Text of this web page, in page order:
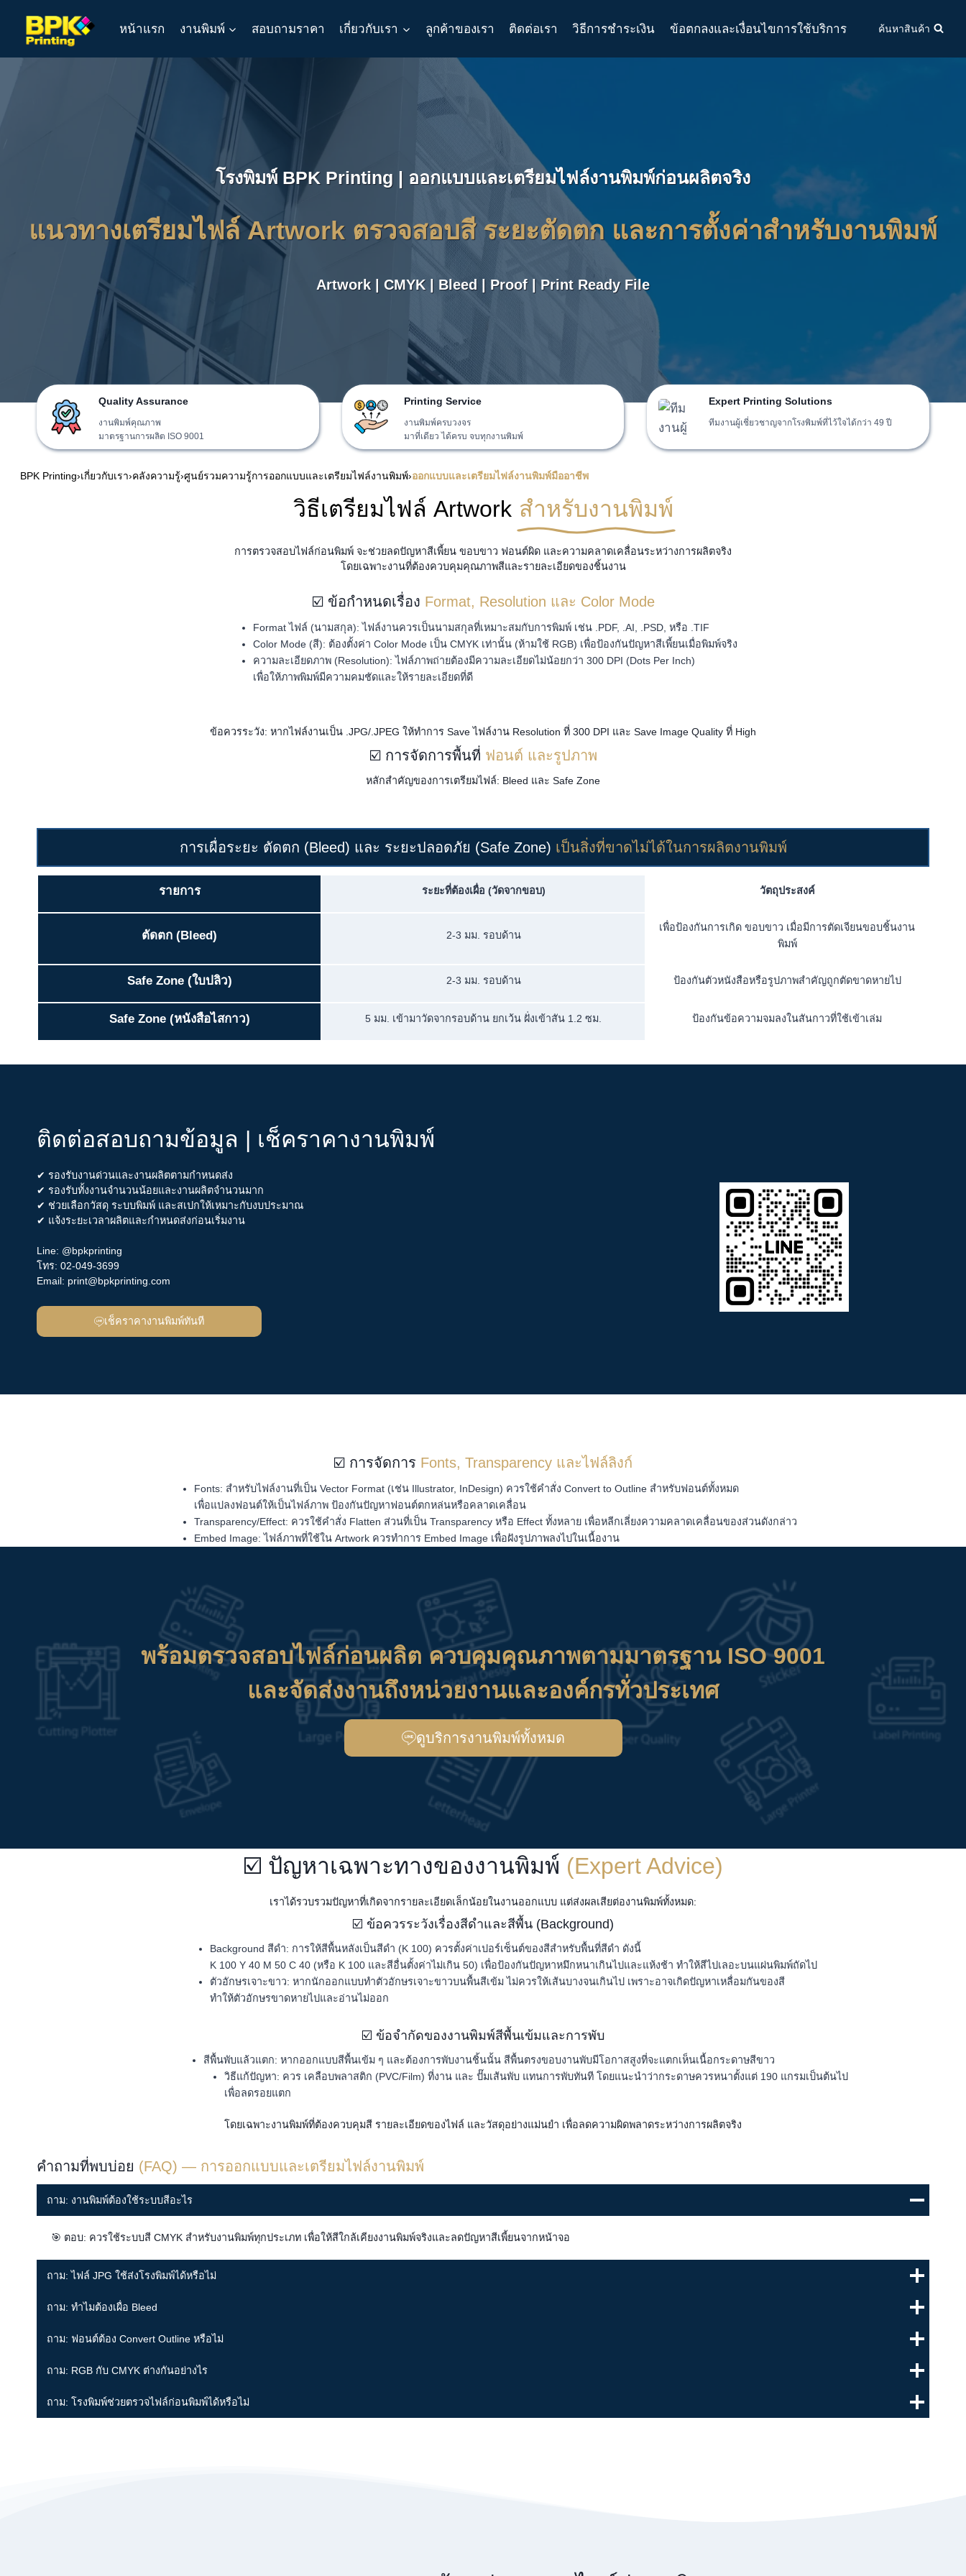
content
หน้าแรก งานพิมพ์ สอบถามราคา เกี่ยวกับเรา ลูกค้าของเรา ติดต่อเรา วิธีการชำระเงิน ข้อตกลงและเงื่อนไขการใช้บริการ ค้นหาสินค้า
โรงพิมพ์ BPK Printing | ออกแบบและเตรียมไฟล์งานพิมพ์ก่อนผลิตจริง
แนวทางเตรียมไฟล์ Artwork ตรวจสอบสี ระยะตัดตก และการตั้งค่าสำหรับงานพิมพ์
Artwork | CMYK | Bleed | Proof | Print Ready File
Quality Assurance
งานพิมพ์คุณภาพ
มาตรฐานการผลิต ISO 9001
Printing Service
งานพิมพ์ครบวงจร
มาที่เดียว ได้ครบ จบทุกงานพิมพ์
Expert Printing Solutions
ทีมงานผู้เชี่ยวชาญจากโรงพิมพ์ที่ไว้ใจได้กว่า 49 ปี
BPK Printing›เกี่ยวกับเรา›คลังความรู้›ศูนย์รวมความรู้การออกแบบและเตรียมไฟล์งานพิมพ์›ออกแบบและเตรียมไฟล์งานพิมพ์มืออาชีพ
วิธีเตรียมไฟล์ Artwork สำหรับงานพิมพ์
การตรวจสอบไฟล์ก่อนพิมพ์ จะช่วยลดปัญหาสีเพี้ยน ขอบขาว ฟอนต์ผิด และความคลาดเคลื่อนระหว่างการผลิตจริง
โดยเฉพาะงานที่ต้องควบคุมคุณภาพสีและรายละเอียดของชิ้นงาน
☑️ ข้อกำหนดเรื่อง Format, Resolution และ Color Mode
Format ไฟล์ (นามสกุล): ไฟล์งานควรเป็นนามสกุลที่เหมาะสมกับการพิมพ์ เช่น .PDF, .AI, .PSD, หรือ .TIF
Color Mode (สี): ต้องตั้งค่า Color Mode เป็น CMYK เท่านั้น (ห้ามใช้ RGB) เพื่อป้องกันปัญหาสีเพี้ยนเมื่อพิมพ์จริง
ความละเอียดภาพ (Resolution): ไฟล์ภาพถ่ายต้องมีความละเอียดไม่น้อยกว่า 300 DPI (Dots Per Inch)
เพื่อให้ภาพพิมพ์มีความคมชัดและให้รายละเอียดที่ดี
ข้อควรระวัง: หากไฟล์งานเป็น .JPG/.JPEG ให้ทำการ Save ไฟล์งาน Resolution ที่ 300 DPI และ Save Image Quality ที่ High
☑️ การจัดการพื้นที่ ฟอนต์ และรูปภาพ
หลักสำคัญของการเตรียมไฟล์: Bleed และ Safe Zone
การเผื่อระยะ ตัดตก (Bleed) และ ระยะปลอดภัย (Safe Zone) เป็นสิ่งที่ขาดไม่ได้ในการผลิตงานพิมพ์
รายการ ระยะที่ต้องเผื่อ (วัดจากขอบ) วัตถุประสงค์
ตัดตก (Bleed) 2-3 มม. รอบด้าน
เพื่อป้องกันการเกิด ขอบขาว เมื่อมีการตัดเจียนขอบชิ้นงาน
พิมพ์
Safe Zone (ใบปลิว) 2-3 มม. รอบด้าน ป้องกันตัวหนังสือหรือรูปภาพสำคัญถูกตัดขาดหายไป
Safe Zone (หนังสือไสกาว) 5 มม. เข้ามาวัดจากรอบด้าน ยกเว้น ฝั่งเข้าสัน 1.2 ซม. ป้องกันข้อความจมลงในสันกาวที่ใช้เข้าเล่ม
ติดต่อสอบถามข้อมูล | เช็คราคางานพิมพ์
✔ รองรับงานด่วนและงานผลิตตามกำหนดส่ง
✔ รองรับทั้งงานจำนวนน้อยและงานผลิตจำนวนมาก
✔ ช่วยเลือกวัสดุ ระบบพิมพ์ และสเปกให้เหมาะกับงบประมาณ
✔ แจ้งระยะเวลาผลิตและกำหนดส่งก่อนเริ่มงาน
Line: @bpkprinting
โทร: 02-049-3699
Email: print@bpkprinting.com
เช็คราคางานพิมพ์ทันที
☑️ การจัดการ Fonts, Transparency และไฟล์ลิงก์
Fonts: สำหรับไฟล์งานที่เป็น Vector Format (เช่น Illustrator, InDesign) ควรใช้คำสั่ง Convert to Outline สำหรับฟอนต์ทั้งหมด
เพื่อแปลงฟอนต์ให้เป็นไฟล์ภาพ ป้องกันปัญหาฟอนต์ตกหล่นหรือคลาดเคลื่อน
Transparency/Effect: ควรใช้คำสั่ง Flatten ส่วนที่เป็น Transparency หรือ Effect ทั้งหลาย เพื่อหลีกเลี่ยงความคลาดเคลื่อนของส่วนดังกล่าว
Embed Image: ไฟล์ภาพที่ใช้ใน Artwork ควรทำการ Embed Image เพื่อฝังรูปภาพลงไปในเนื้องาน
พร้อมตรวจสอบไฟล์ก่อนผลิต ควบคุมคุณภาพตามมาตรฐาน ISO 9001
และจัดส่งงานถึงหน่วยงานและองค์กรทั่วประเทศ
ดูบริการงานพิมพ์ทั้งหมด
☑️ ปัญหาเฉพาะทางของงานพิมพ์ (Expert Advice)
เราได้รวบรวมปัญหาที่เกิดจากรายละเอียดเล็กน้อยในงานออกแบบ แต่ส่งผลเสียต่องานพิมพ์ทั้งหมด:
☑️ ข้อควรระวังเรื่องสีดำและสีพื้น (Background)
Background สีดำ: การให้สีพื้นหลังเป็นสีดำ (K 100) ควรตั้งค่าเปอร์เซ็นต์ของสีสำหรับพื้นที่สีดำ ดังนี้
K 100 Y 40 M 50 C 40 (หรือ K 100 และสีอื่นตั้งค่าไม่เกิน 50) เพื่อป้องกันปัญหาหมึกหนาเกินไปและแห้งช้า ทำให้สีไปเลอะบนแผ่นพิมพ์ถัดไป
ตัวอักษรเจาะขาว: หากนักออกแบบทำตัวอักษรเจาะขาวบนพื้นสีเข้ม ไม่ควรให้เส้นบางจนเกินไป เพราะอาจเกิดปัญหาเหลื่อมกันของสี
ทำให้ตัวอักษรขาดหายไปและอ่านไม่ออก
☑️ ข้อจำกัดของงานพิมพ์สีพื้นเข้มและการพับ
สีพื้นพับแล้วแตก: หากออกแบบสีพื้นเข้ม ๆ และต้องการพับงานชิ้นนั้น สีพื้นตรงขอบงานพับมีโอกาสสูงที่จะแตกเห็นเนื้อกระดาษสีขาว
วิธีแก้ปัญหา: ควร เคลือบพลาสติก (PVC/Film) ที่งาน และ ปั๊มเส้นพับ แทนการพับทันที โดยแนะนำว่ากระดาษควรหนาตั้งแต่ 190 แกรมเป็นต้นไป
เพื่อลดรอยแตก
โดยเฉพาะงานพิมพ์ที่ต้องควบคุมสี รายละเอียดของไฟล์ และวัสดุอย่างแม่นยำ เพื่อลดความผิดพลาดระหว่างการผลิตจริง
คำถามที่พบบ่อย (FAQ) — การออกแบบและเตรียมไฟล์งานพิมพ์
ถาม: งานพิมพ์ต้องใช้ระบบสีอะไร
🎯 ตอบ: ควรใช้ระบบสี CMYK สำหรับงานพิมพ์ทุกประเภท เพื่อให้สีใกล้เคียงงานพิมพ์จริงและลดปัญหาสีเพี้ยนจากหน้าจอ
ถาม: ไฟล์ JPG ใช้ส่งโรงพิมพ์ได้หรือไม่
ถาม: ทำไมต้องเผื่อ Bleed
ถาม: ฟอนต์ต้อง Convert Outline หรือไม่
ถาม: RGB กับ CMYK ต่างกันอย่างไร
ถาม: โรงพิมพ์ช่วยตรวจไฟล์ก่อนพิมพ์ได้หรือไม่